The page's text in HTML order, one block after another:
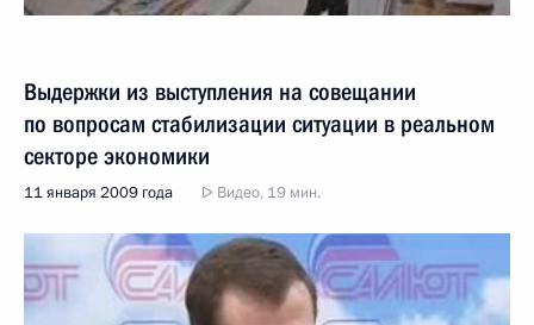
Выдержки из выступления на совещании
по вопросам стабилизации ситуации в реальном
секторе экономики
11 января 2009 года Видео, 19 мин.